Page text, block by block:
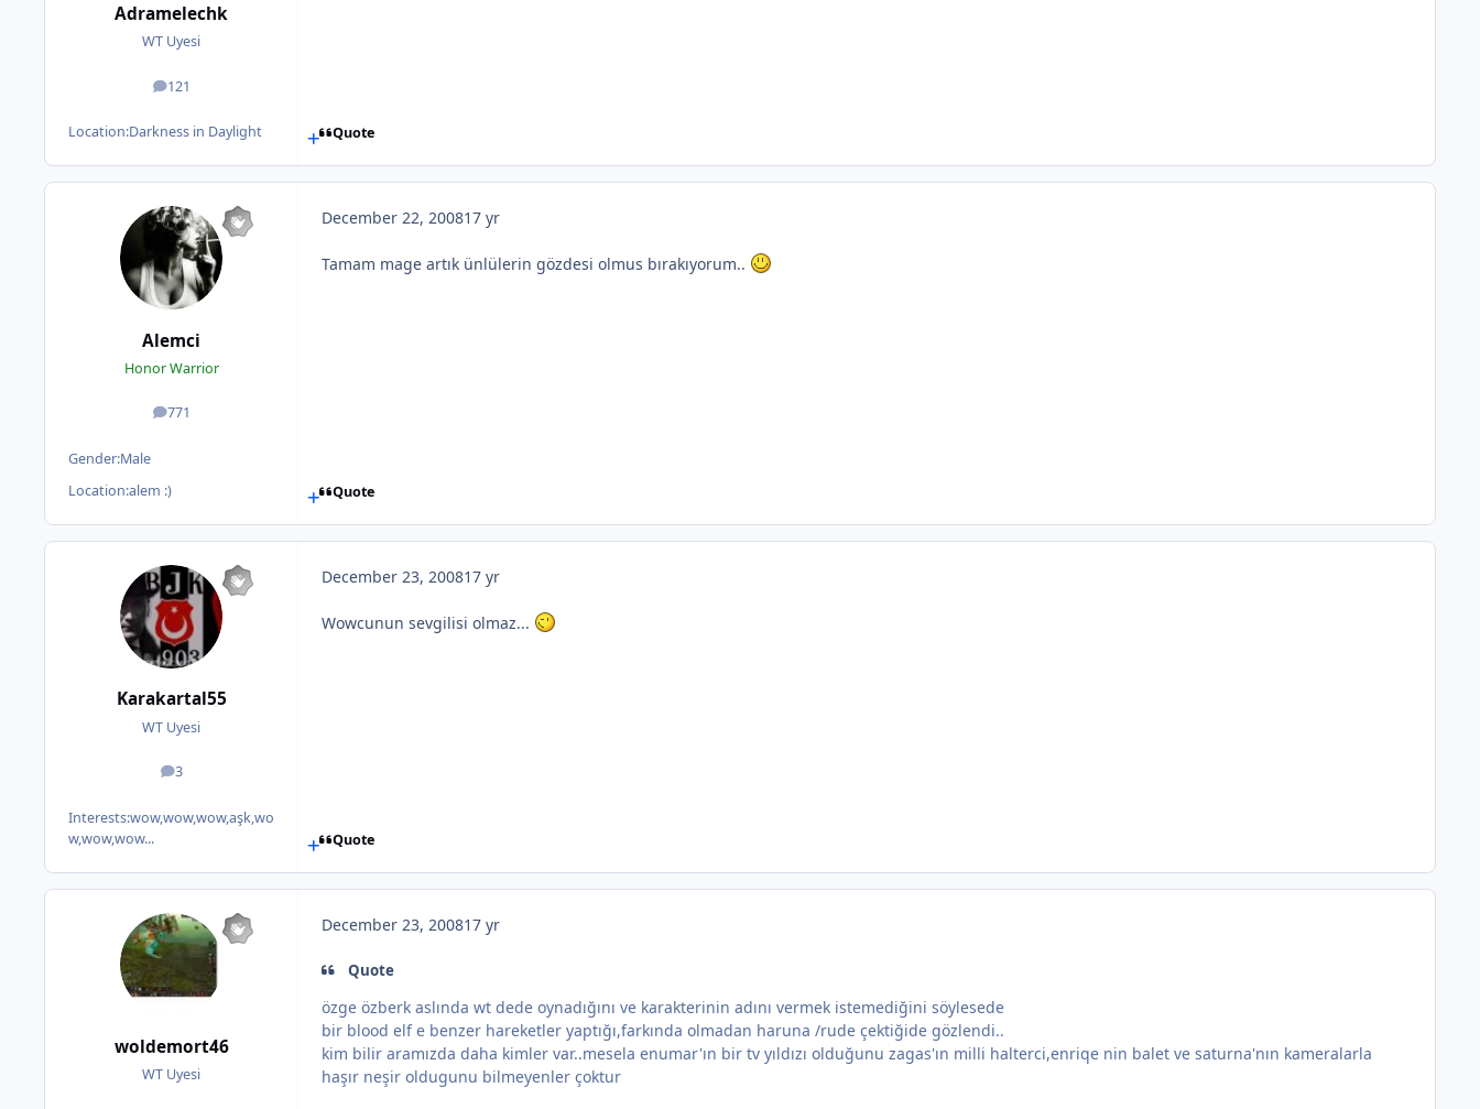
Adramelechk
WT Uyesi
121
posts
Location:Darkness in Daylight Quote
Alemci
Honor Warrior
771
posts
Gender:Male
Location:alem :)
December 22, 200817 yr
Tamam mage artık ünlülerin gözdesi olmus bırakıyorum..
Quote
Karakartal55
WT Uyesi
3
posts
Interests:wow,wow,wow,aşk,wo
w,wow,wow...
December 23, 200817 yr
Wowcunun sevgilisi olmaz...
Quote
woldemort46
WT Uyesi
December 23, 200817 yr
Quote
özge özberk aslında wt dede oynadığını ve karakterinin adını vermek istemediğini söylesede
bir blood elf e benzer hareketler yaptığı,farkında olmadan haruna /rude çektiğide gözlendi..
kim bilir aramızda daha kimler var..mesela enumar'ın bir tv yıldızı olduğunu zagas'ın milli halterci,enriqe nin balet ve saturna'nın kameralarla
haşır neşir oldugunu bilmeyenler çoktur